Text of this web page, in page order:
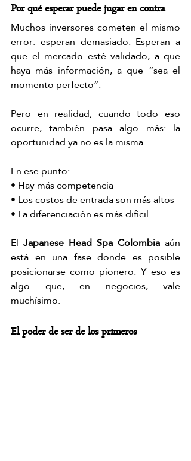
Por qué esperar puede jugar en contra
Muchos inversores cometen el mismo
error: esperan demasiado. Esperan a
que el mercado esté validado, a que
haya más información, a que “sea el
momento perfecto”.
Pero en realidad, cuando todo eso
ocurre, también pasa algo más: la
oportunidad ya no es la misma.
En ese punto:
• Hay más competencia
• Los costos de entrada son más altos
• La diferenciación es más difícil
El Japanese Head Spa Colombia aún
está en una fase donde es posible
posicionarse como pionero. Y eso es
algo que, en negocios, vale
muchísimo.
El poder de ser de los primeros